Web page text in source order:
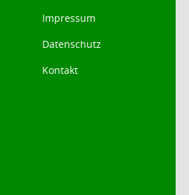
Impressum
Datenschutz
Kontakt